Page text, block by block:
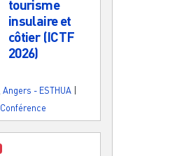
tourisme
insulaire et
côtier (ICTF
2026)
Angers - ESTHUA
Conférence